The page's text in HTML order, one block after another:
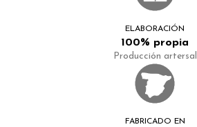
ELABORACIÓN
100% propia
Producción artersal
FABRICADO EN